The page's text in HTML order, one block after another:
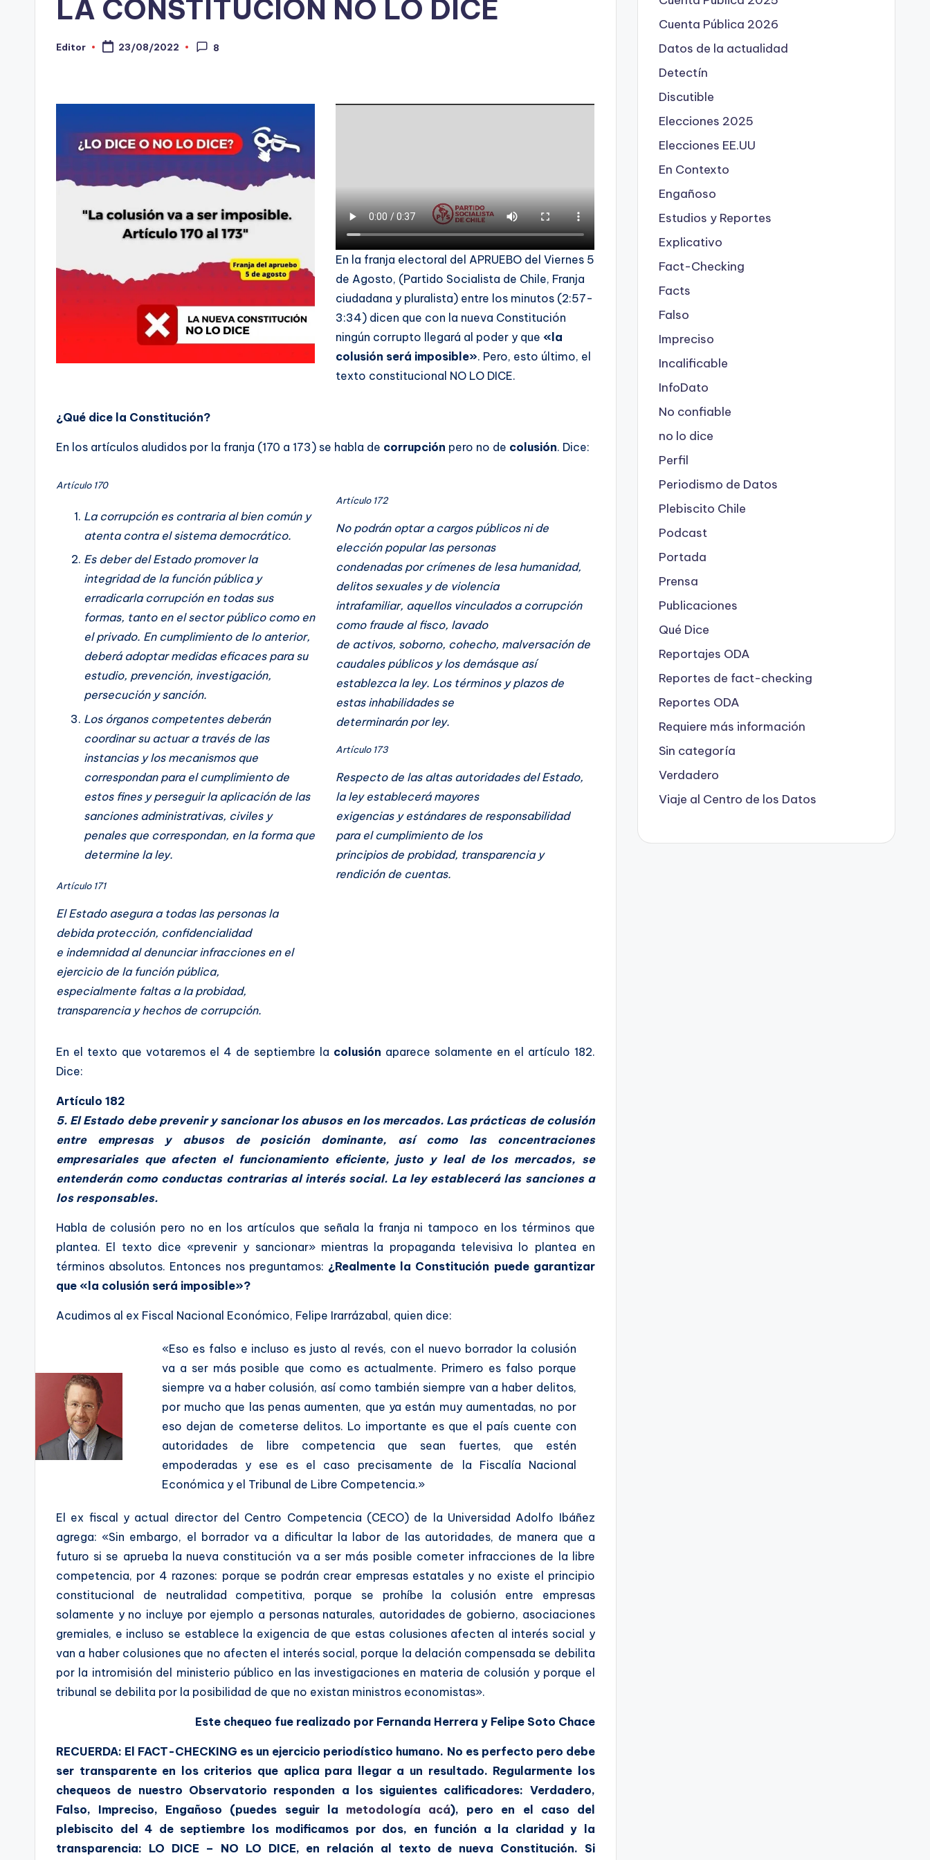
C
LA CONSTITUCIÓN NO LO DICE
Publicado
Editor 23/08/2022 8
En la franja electoral del APRUEBO del Viernes 5
de Agosto, (Partido Socialista de Chile, Franja
ciudadana y pluralista) entre los minutos (2:57-
3:34) dicen que con la nueva Constitución
ningún corrupto llegará al poder y que«la
colusión será imposible». Pero, esto último, el
texto constitucional NO LO DICE.
¿Qué dice la Constitución?
En los artículos aludidos por la franja (170 a 173) se habla de corrupción pero no de colusión. Dice:
Artículo 170
La corrupción es contraria al bien común y
atenta contra el sistema democrático.
Es deber del Estado promover la
integridad de la función pública y
erradicarla corrupción en todas sus
formas, tanto en el sector público como en
el privado. En cumplimiento de lo anterior,
deberá adoptar medidas eficaces para su
estudio, prevención, investigación,
persecución y sanción.
Los órganos competentes deberán
coordinar su actuar a través de las
instancias y los mecanismos que
correspondan para el cumplimiento de
estos fines y perseguir la aplicación de las
sanciones administrativas, civiles y
penales que correspondan, en la forma que
determine la ley.
Artículo 171
El Estado asegura a todas las personas la
debida protección, confidencialidad
e indemnidad al denunciar infracciones en el
ejercicio de la función pública,
especialmente faltas a la probidad,
transparencia y hechos de corrupción.
Artículo 172
No podrán optar a cargos públicos ni de
elección popular las personas
condenadas por crímenes de lesa humanidad,
delitos sexuales y de violencia
intrafamiliar, aquellos vinculados a corrupción
como fraude al fisco, lavado
de activos, soborno, cohecho, malversación de
caudales públicos y los demásque así
establezca la ley. Los términos y plazos de
estas inhabilidades se
determinarán por ley.
Artículo 173
Respecto de las altas autoridades del Estado,
la ley establecerá mayores
exigencias y estándares de responsabilidad
para el cumplimiento de los
principios de probidad, transparencia y
rendición de cuentas.
En el texto que votaremos el 4 de septiembre la colusión aparece solamente en el artículo 182.
Dice:
Artículo 182
5. El Estado debe prevenir y sancionar los abusos en los mercados. Las prácticas de colusión
entre empresas y abusos de posición dominante, así como las concentraciones
empresariales que afecten el funcionamiento eficiente, justo y leal de los mercados, se
entenderán como conductas contrarias al interés social. La ley establecerá las sanciones a
los responsables.
Habla de colusión pero no en los artículos que señala la franja ni tampoco en los términos que
plantea. El texto dice «prevenir y sancionar» mientras la propaganda televisiva lo plantea en
términos absolutos. Entonces nos preguntamos: ¿Realmente la Constitución puede garantizar
que «la colusión será imposible»?
Acudimos al ex Fiscal Nacional Económico, Felipe Irarrázabal, quien dice:
«Eso es falso e incluso es justo al revés, con el nuevo borrador la colusión
va a ser más posible que como es actualmente. Primero es falso porque
siempre va a haber colusión, así como también siempre van a haber delitos,
por mucho que las penas aumenten, que ya están muy aumentadas, no por
eso dejan de cometerse delitos. Lo importante es que el país cuente con
autoridades de libre competencia que sean fuertes, que estén
empoderadas y ese es el caso precisamente de la Fiscalía Nacional
Económica y el Tribunal de Libre Competencia.»
El ex fiscal y actual director del Centro Competencia (CECO) de la Universidad Adolfo Ibáñez
agrega: «Sin embargo, el borrador va a dificultar la labor de las autoridades, de manera que a
futuro si se aprueba la nueva constitución va a ser más posible cometer infracciones de la libre
competencia, por 4 razones: porque se podrán crear empresas estatales y no existe el principio
constitucional de neutralidad competitiva, porque se prohíbe la colusión entre empresas
solamente y no incluye por ejemplo a personas naturales, autoridades de gobierno, asociaciones
gremiales, e incluso se establece la exigencia de que estas colusiones afecten al interés social y
van a haber colusiones que no afecten el interés social, porque la delación compensada se debilita
por la intromisión del ministerio público en las investigaciones en materia de colusión y porque el
tribunal se debilita por la posibilidad de que no existan ministros economistas».
Este chequeo fue realizado por Fernanda Herrera y Felipe Soto Chace
RECUERDA: El FACT-CHECKING es un ejercicio periodístico humano. No es perfecto pero debe
ser transparente en los criterios que aplica para llegar a un resultado. Regularmente los
chequeos de nuestro Observatorio responden a los siguientes calificadores: Verdadero,
Falso, Impreciso, Engañoso (puedes seguir la metodología acá), pero en el caso del
plebiscito del 4 de septiembre los modificamos por dos, en función a la claridad y la
transparencia: LO DICE – NO LO DICE, en relación al texto de nueva Constitución. Si
Cuenta Pública 2026
Datos de la actualidad
Detectín
Discutible
Elecciones 2025
Elecciones EE.UU
En Contexto
Engañoso
Estudios y Reportes
Explicativo
Fact-Checking
Facts
Falso
Impreciso
Incalificable
InfoDato
No confiable
no lo dice
Perfil
Periodismo de Datos
Plebiscito Chile
Podcast
Portada
Prensa
Publicaciones
Qué Dice
Reportajes ODA
Reportes de fact-checking
Reportes ODA
Requiere más información
Sin categoría
Verdadero
Viaje al Centro de los Datos